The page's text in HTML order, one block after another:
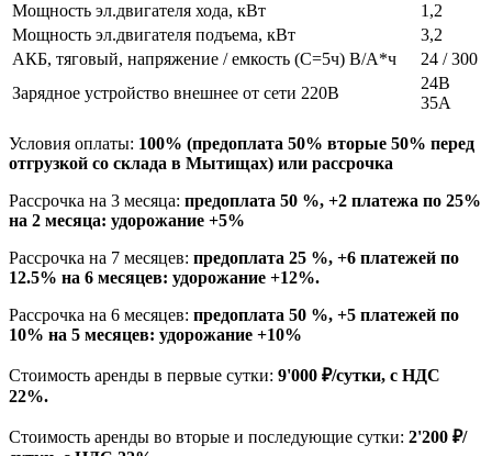
Мощность эл.двигателя хода, кВт
1,2
Мощность эл.двигателя подъема, кВт
3,2
АКБ, тяговый, напряжение / емкость (C=5ч) В/А*ч
24 / 300
Зарядное устройство внешнее от сети 220В
24В
35А
Условия оплаты: 100% (предоплата 50% вторые 50% перед
отгрузкой со склада в Мытищах) или рассрочка
Рассрочка на 3 месяца: предоплата 50 %, +2 платежа по 25%
на 2 месяца: удорожание +5%
Рассрочка на 7 месяцев: предоплата 25 %, +6 платежей по
12.5% на 6 месяцев: удорожание +12%.
Рассрочка на 6 месяцев: предоплата 50 %, +5 платежей по
10% на 5 месяцев: удорожание +10%
Стоимость аренды в первые сутки: 9'000 ₽/сутки, с НДС
22%.
Стоимость аренды во вторые и последующие сутки: 2'200 ₽/